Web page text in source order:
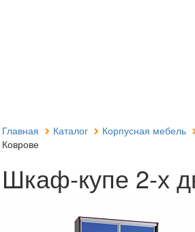
Главная Каталог Корпусная мебель
Коврове
Шкаф-купе 2-х